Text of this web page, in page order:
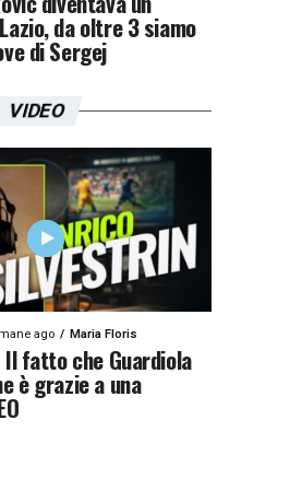
da oltre 3 siamo
di Sergej
VIDEO
ago Maria Floris
fatto che Guardiola
è grazie a una